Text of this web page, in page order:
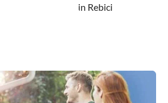
in Rebici